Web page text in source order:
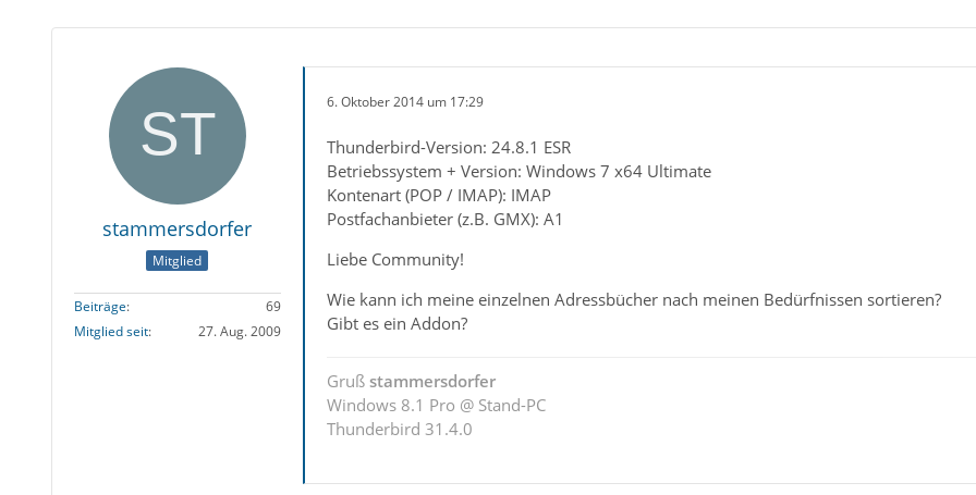
stammersdorfer
Mitglied
Beiträge
69
Mitglied seit
27. Aug. 2009
6. Oktober 2014 um 17:29
Thunderbird-Version: 24.8.1 ESR
Betriebssystem + Version: Windows 7 x64 Ultimate
Kontenart (POP / IMAP): IMAP
Postfachanbieter (z.B. GMX): A1
Liebe Community!
Wie kann ich meine einzelnen Adressbücher nach meinen Bedürfnissen sortieren?
Gibt es ein Addon?
Gruß stammersdorfer
Windows 8.1 Pro @ Stand-PC
Thunderbird 31.4.0